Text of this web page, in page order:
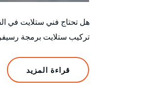
هل تحتاج فني ستلايت في
تركيب ستلايت برمجة
قراءة المزيد